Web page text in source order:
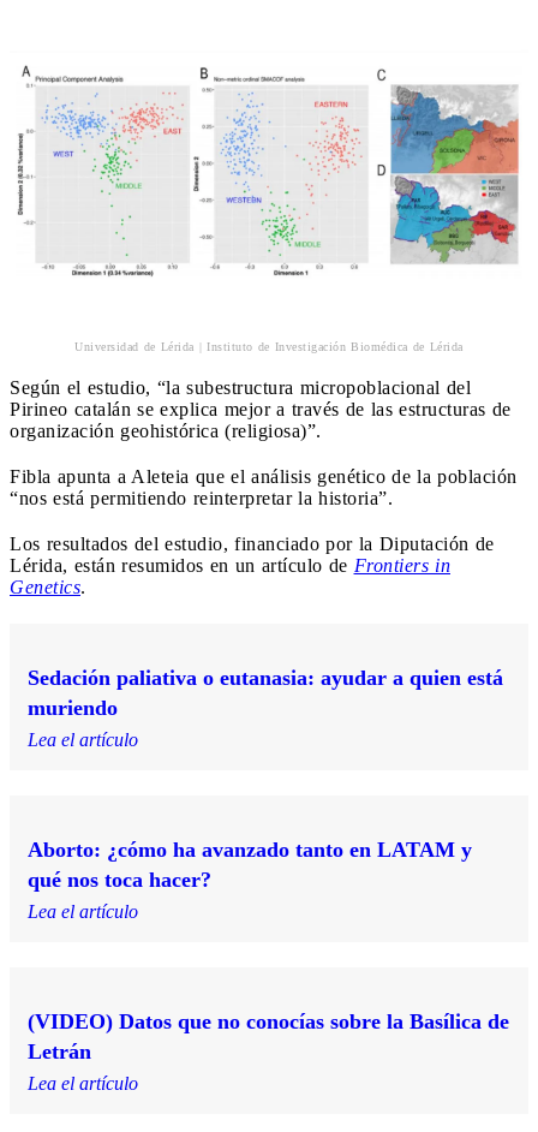
Universidad de Lérida | Instituto de Investigación Biomédica de Lérida
Según el estudio, “la subestructura micropoblacional del
Pirineo catalán se explica mejor a través de las estructuras de
organización geohistórica (religiosa)”.
Fibla apunta a Aleteia que el análisis genético de la población
“nos está permitiendo reinterpretar la historia”.
Los resultados del estudio, financiado por la Diputación de
Lérida, están resumidos en un artículo de Frontiers in
Genetics.
Sedación paliativa o eutanasia: ayudar a quien está
muriendo
Lea el artículo
Aborto: ¿cómo ha avanzado tanto en LATAM y
qué nos toca hacer?
Lea el artículo
(VIDEO) Datos que no conocías sobre la Basílica de
Letrán
Lea el artículo